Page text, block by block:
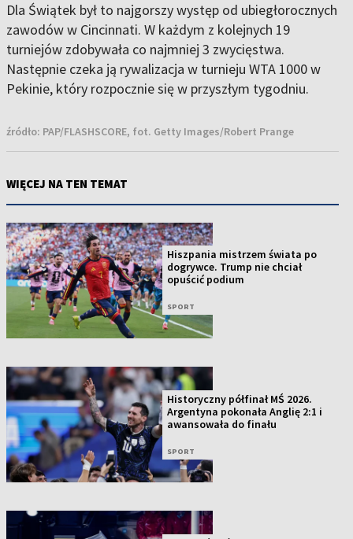
Dla Świątek był to najgorszy występ od ubiegłorocznych
zawodów w Cincinnati. W każdym z kolejnych 19
turniejów zdobywała co najmniej 3 zwycięstwa.
Następnie czeka ją rywalizacja w turnieju WTA 1000 w
Pekinie, który rozpocznie się w przyszłym tygodniu.
źródło: PAP/FLASHSCORE, fot. Getty Images/Robert Prange
WIĘCEJ NA TEN TEMAT
Hiszpania mistrzem świata po
dogrywce. Trump nie chciał
opuścić podium
SPORT
Historyczny półfinał MŚ 2026.
Argentyna pokonała Anglię 2:1 i
awansowała do finału
SPORT